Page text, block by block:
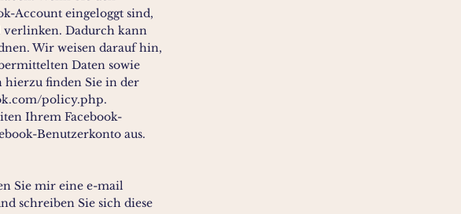
Account eingeloggt sind,
verlinken. Dadurch kann
Wir weisen darauf hin,
Daten sowie
hierzu finden Sie in der
policy.php.
Ihrem Facebook-
Benutzerkonto aus.
Sie mir eine e-mail
schreiben Sie sich diese